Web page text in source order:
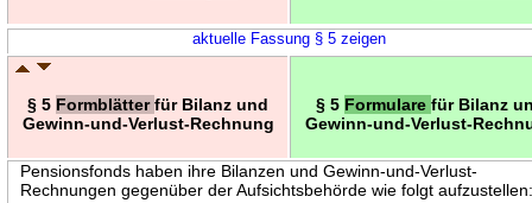
aktuelle Fassung § 5 zeigen
§ 5 Formblätterfür Bilanz und
Gewinn-und-Verlust-Rechnung
§ 5 Formularefür Bilanz
Gewinn-und-Verlust-
Pensionsfonds haben ihre Bilanzen und Gewinn-und-Verlust-
Rechnungen gegenüber der Aufsichtsbehörde wie folgt